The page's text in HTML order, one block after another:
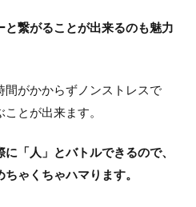
繋がることが出来るのも魅力
間がかからずノンストレスで
とが出来ます。
「人」とバトルできるので、
ゃくちゃハマります。